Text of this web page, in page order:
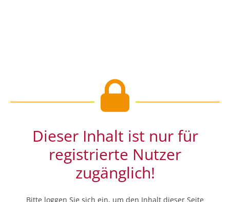
Dieser Inhalt ist nur für
registrierte Nutzer
zugänglich!
Bitte loggen Sie sich ein, um den Inhalt dieser Seite